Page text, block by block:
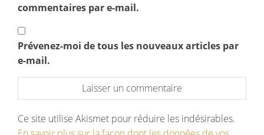
commentaires par e-mail.
Prévenez-moi de tous les nouveaux articles par
e-mail.
Ce site utilise Akismet pour réduire les indésirables.